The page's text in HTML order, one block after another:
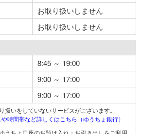
お取り扱いしません
お取り扱いしません
8:45 ～ 19:00
9:00 ～ 17:00
9:00 ～ 17:00
扱いをしていないサービスがございます。
時間帯など詳しくはこちら（ゆうちょ銀行）
うちょ口座のお預け入れ・お引き出しをご利用